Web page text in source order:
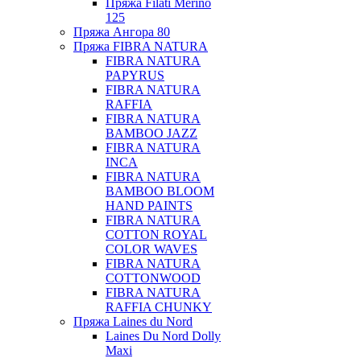
Пряжа Filati Merino
125
Пряжа Ангора 80
Пряжа FIBRA NATURA
FIBRA NATURA
PAPYRUS
FIBRA NATURA
RAFFIA
FIBRA NATURA
BAMBOO JAZZ
FIBRA NATURA
INCA
FIBRA NATURA
BAMBOO BLOOM
HAND PAINTS
FIBRA NATURA
COTTON ROYAL
COLOR WAVES
FIBRA NATURA
COTTONWOOD
FIBRA NATURA
RAFFIA CHUNKY
Пряжа Laines du Nord
Laines Du Nord Dolly
Maxi